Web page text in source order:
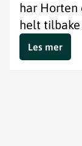
har Horten
helt tilbake
Les mer